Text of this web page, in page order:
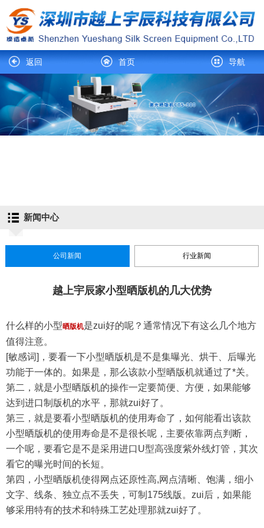
返回 首页 导航
新闻中心
公司新闻 行业新闻
越上宇辰家小型晒版机的几大优势
什么样的小型晒版机是zui好的呢？通常情况下有这么几个地方
值得注意。
[敏感词]，要看一下小型晒版机是不是集曝光、烘干、后曝光
功能于一体的。如果是，那么该款小型晒版机就通过了*关。
第二，就是小型晒版机的操作一定要简便、方便，如果能够
达到进口制版机的水平，那就zui好了。
第三，就是要看小型晒版机的使用寿命了，如何能看出该款
小型晒版机的使用寿命是不是很长呢，主要依靠两点判断，
一个呢，要看它是不是采用进口U型高强度紫外线灯管，其次
看它的曝光时间的长短。
第四，小型晒版机使得网点还原性高,网点清晰、饱满，细小
文字、线条、独立点不丢失，可制175线版。zui后，如果能
够采用特有的技术和特殊工艺处理那就zui好了。